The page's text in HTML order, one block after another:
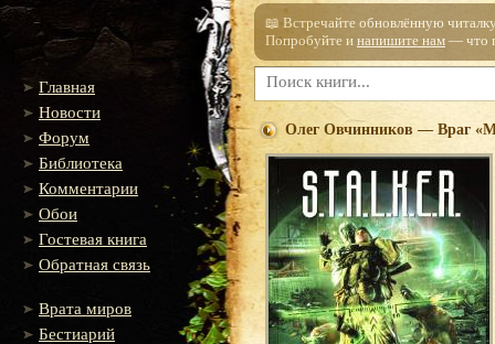
Главная
Новости
Форум
Библиотека
Комментарии
Обои
Гостевая книга
Обратная связь
Врата миров
Бестиарий
📖 Встречайте обновлённую
Попробуйте и напишите нам — что
Олег Овчинников — Враг